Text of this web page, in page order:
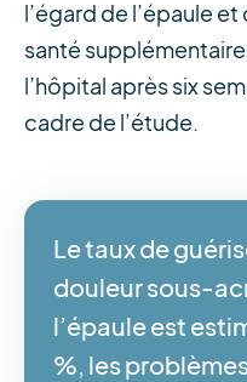
l’égard de l’épaule
santé
l’hôpital après six
cadre de l’étude.
Le taux de
douleur sous-
l’épaule est
%, les